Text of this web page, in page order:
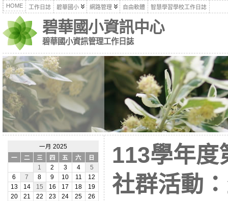
HOME 工作日誌 碧華國小 網路管理 自由軟體 智慧學習學校工作日誌
碧華國小資訊中心
碧華國小資訊管理工作日誌
一月 2025
一
二 三 四 五 六
日
1
2 3 4
5
6
7 8 9 10 11
12
13
14 15 16 17 18
19
20
21 22 23 24 25
26
113學年度
社群活動